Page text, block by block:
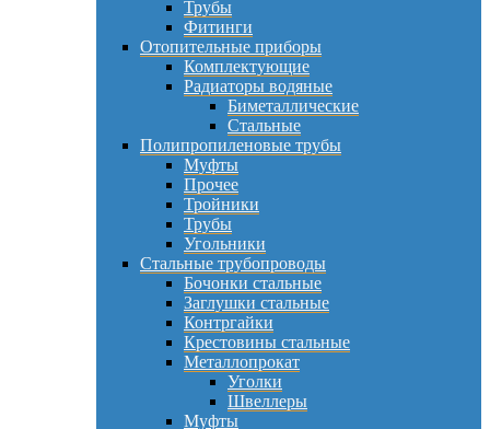
Трубы
Фитинги
Отопительные приборы
Комплектующие
Радиаторы водяные
Биметаллические
Стальные
Полипропиленовые трубы
Муфты
Прочее
Тройники
Трубы
Угольники
Стальные трубопроводы
Бочонки стальные
Заглушки стальные
Контргайки
Крестовины стальные
Металлопрокат
Уголки
Швеллеры
Муфты